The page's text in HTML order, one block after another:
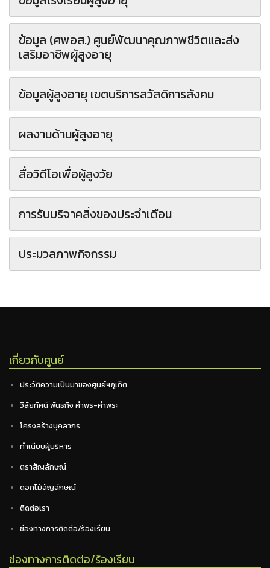
ข้อมูล (ศพอส.) ศูนย์พัฒนาคุณภาพชีวิตและส่ง
เสริมอาชีพผู้สูงอายุ
ข้อมูลผู้สูงอายุ เขตบริการสวัสดิการสังคม
ผลงานด้านผู้สูงอายุ
สื่อวิดีโอเพื่อผู้สูงวัย
การรับบริจาคสิ่งของประจำเดือน
ประมวลภาพกิจกรรม
เกี่ยวกับศูนย์
ประวัติความเป็นมาของศูนย์ฯภูเก็ต
วิสัยทัศน์ พันธกิจ คำพร-คำพระ
โครงสร้างบุคลากร
ทำเนียบผู้บริหาร
ตราสัญลักษณ์
ดอกไม้สัญลักษณ์
ติดต่อเรา
ช่องทางการติดต่อ/ร้องเรียน
ช่องทางการติดต่อ/ร้องเรียน